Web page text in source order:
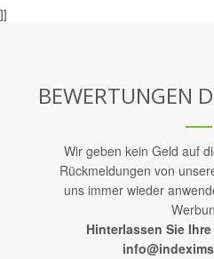
]]
BEWERTUNGEN
Wir geben kein Geld auf
Rückmeldungen von
uns immer wieder
Hinterlassen Sie